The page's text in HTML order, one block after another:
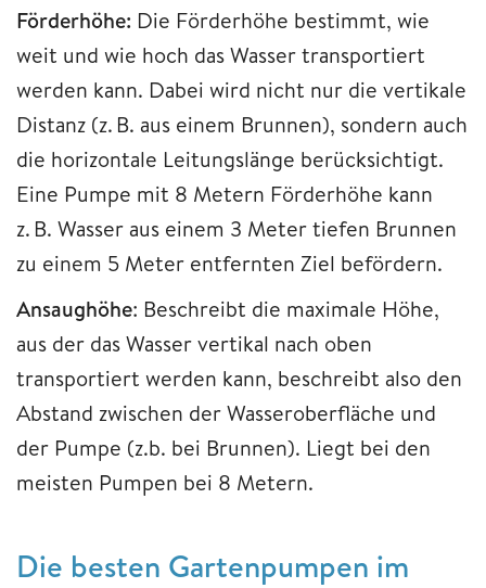
Förderhöhe: Die Förderhöhe bestimmt, wie
weit und wie hoch das Wasser transportiert
werden kann. Dabei wird nicht nur die vertikale
Distanz (z. B. aus einem Brunnen), sondern auch
die horizontale Leitungslänge berücksichtigt.
Eine Pumpe mit 8 Metern Förderhöhe kann
z. B. Wasser aus einem 3 Meter tiefen Brunnen
zu einem 5 Meter entfernten Ziel befördern.
Ansaughöhe: Beschreibt die maximale Höhe,
aus der das Wasser vertikal nach oben
transportiert werden kann, beschreibt also den
Abstand zwischen der Wasseroberfläche und
der Pumpe (z.b. bei Brunnen). Liegt bei den
meisten Pumpen bei 8 Metern.
Die besten Gartenpumpen im